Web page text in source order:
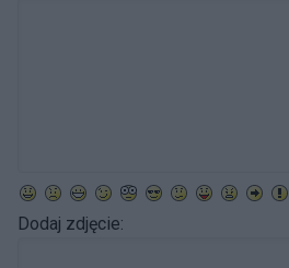
Dodaj zdjęcie: